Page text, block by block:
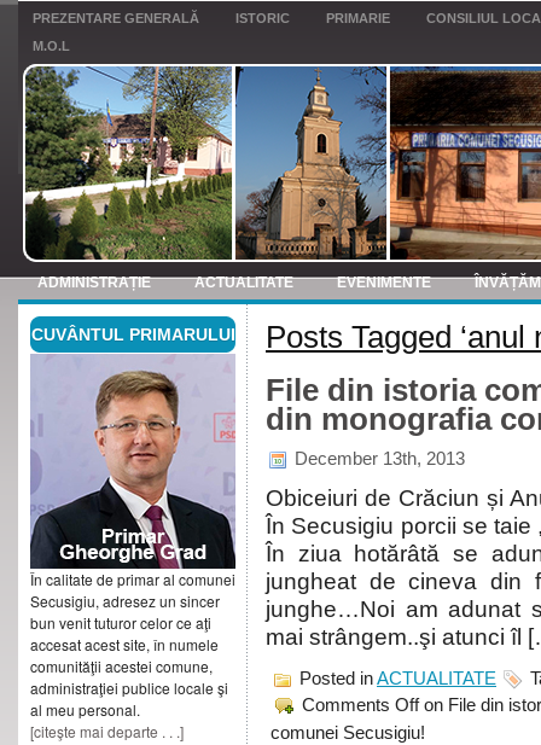
PREZENTARE GENERALĂ ISTORIC PRIMARIE
CONSILIUL
M.O.L
ADMINISTRAȚIE ACTUALITATE EVENIMENTE
ANUNTURI
CUVÂNTUL PRIMARULUI
În calitate de primar al comunei
Secusigiu, adresez un sincer
bun venit tuturor celor ce aţi
accesat acest site, în numele
comunităţii acestei comune,
administraţiei publice locale şi
al meu personal.
[citeşte mai departe . . .]
Posts Tagged ‘anul
File din istoria
din monografia
December 13th, 2013
Obiceiuri de Crăciun și
În Secusigiu porcii se taie
În ziua hotărâtă se
jungheat de cineva din
junghe…Noi am adunat
mai strângem..şi atunci îl
Posted inACTUALITATE
Comments Offon File din
comunei Secusigiu!